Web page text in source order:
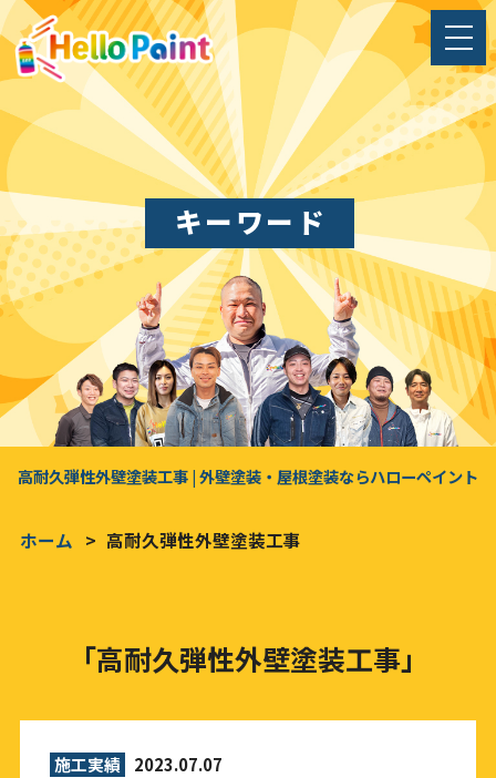
キーワード
高耐久弾性外壁塗装工事 | 外壁塗装・屋根塗装ならハローペイント
ホーム 高耐久弾性外壁塗装工事
「高耐久弾性外壁塗装工事」
施工実績 2023.07.07